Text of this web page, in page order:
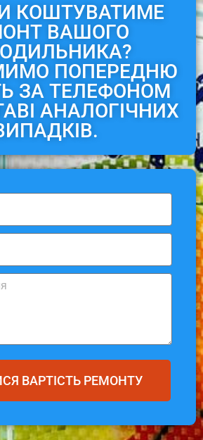
КОШТУВАТИМЕ
ВАШОГО
ПОПЕРЕДНЮ
ЗА ТЕЛЕФОНОМ
АНАЛОГІЧНИХ
ВАРТІСТЬ РЕМОНТУ